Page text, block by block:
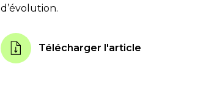
d’évolution.
Télécharger l'article